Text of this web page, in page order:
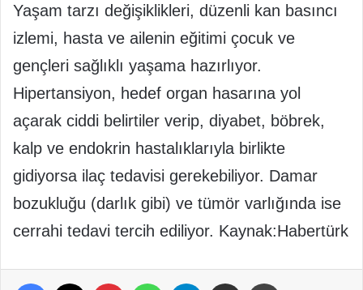
Yaşam tarzı değişiklikleri, düzenli kan basıncı
izlemi, hasta ve ailenin eğitimi çocuk ve
gençleri sağlıklı yaşama hazırlıyor.
Hipertansiyon, hedef organ hasarına yol
açarak ciddi belirtiler verip, diyabet, böbrek,
kalp ve endokrin hastalıklarıyla birlikte
gidiyorsa ilaç tedavisi gerekebiliyor. Damar
bozukluğu (darlık gibi) ve tümör varlığında ise
cerrahi tedavi tercih ediliyor. Kaynak:Habertürk
Facebook Pinterest WhatsApp Telegram E-Posta ile paylaş